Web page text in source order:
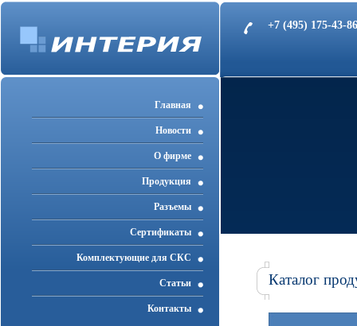
+7 (495) 175-43-
Главная
Новости
О фирме
Продукция
Разъемы
Cертификаты
Комплектующие для СКС
Статьи
Контакты
Каталог